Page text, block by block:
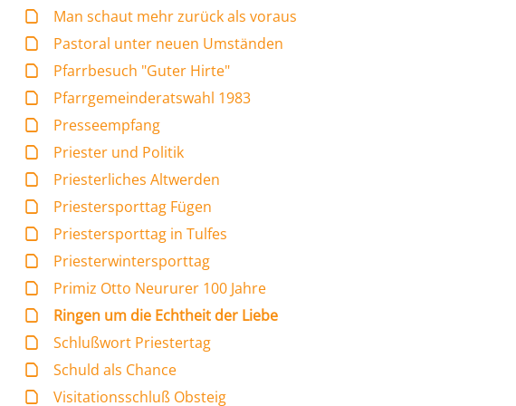
Man schaut mehr zurück als voraus
Pastoral unter neuen Umständen
Pfarrbesuch "Guter Hirte"
Pfarrgemeinderatswahl 1983
Presseempfang
Priester und Politik
Priesterliches Altwerden
Priestersporttag Fügen
Priestersporttag in Tulfes
Priesterwintersporttag
Primiz Otto Neururer 100 Jahre
Ringen um die Echtheit der Liebe
Schlußwort Priestertag
Schuld als Chance
Visitationsschluß Obsteig